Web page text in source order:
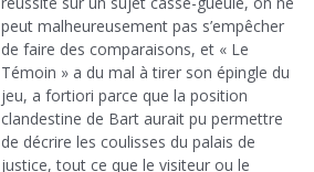
peut malheureusement pas s’empêcher
de faire des comparaisons, et « Le
Témoin » a du mal à tirer son épingle du
jeu, a fortiori parce que la position
clandestine de Bart aurait pu permettre
de décrire les coulisses du palais de
justice, tout ce que le visiteur ou le